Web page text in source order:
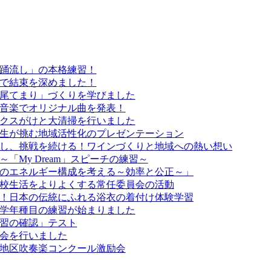
流し」の本格練習！
結束を深めました！
てまり」づくりを学びました
楽でオリジナル曲を発表！
スがけと大清掃を行いました
が挑む地域活性化のプレゼンテーション
、挑戦を続ける！ワインづくりと地域への熱い想い
「My Dream」スピーチの練習～
エネルギー構成を考える～効率と公正～」
生活をよりよくする常任委員会の活動
日本の伝統にふれる浴衣の着付け体験学習
年種目の練習が始まりました
の確認」テスト
を行いました
区吹奏楽コンクール激励会